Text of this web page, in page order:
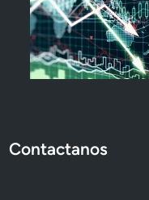
Contactanos